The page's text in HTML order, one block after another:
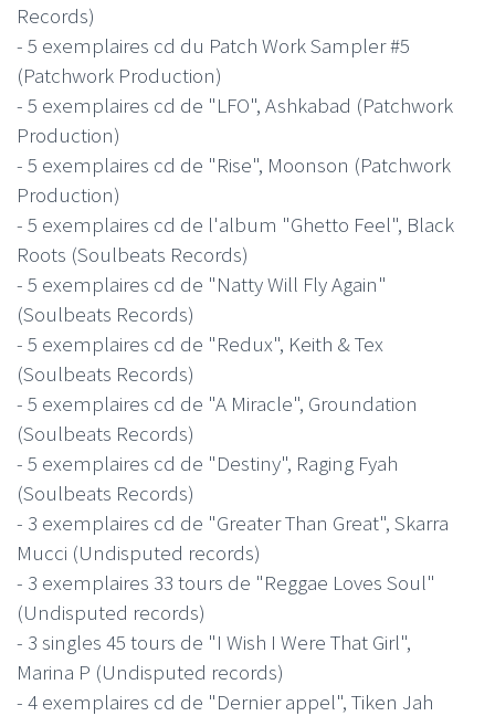
Records)
- 5 exemplaires cd du Patch Work Sampler #5
(Patchwork Production)
- 5 exemplaires cd de "LFO", Ashkabad (Patchwork
Production)
- 5 exemplaires cd de "Rise", Moonson (Patchwork
Production)
- 5 exemplaires cd de l'album "Ghetto Feel", Black
Roots (Soulbeats Records)
- 5 exemplaires cd de "Natty Will Fly Again"
(Soulbeats Records)
- 5 exemplaires cd de "Redux", Keith & Tex
(Soulbeats Records)
- 5 exemplaires cd de "A Miracle", Groundation
(Soulbeats Records)
- 5 exemplaires cd de "Destiny", Raging Fyah
(Soulbeats Records)
- 3 exemplaires cd de "Greater Than Great", Skarra
Mucci (Undisputed records)
- 3 exemplaires 33 tours de "Reggae Loves Soul"
(Undisputed records)
- 3 singles 45 tours de "I Wish I Were That Girl",
Marina P (Undisputed records)
- 4 exemplaires cd de "Dernier appel", Tiken Jah